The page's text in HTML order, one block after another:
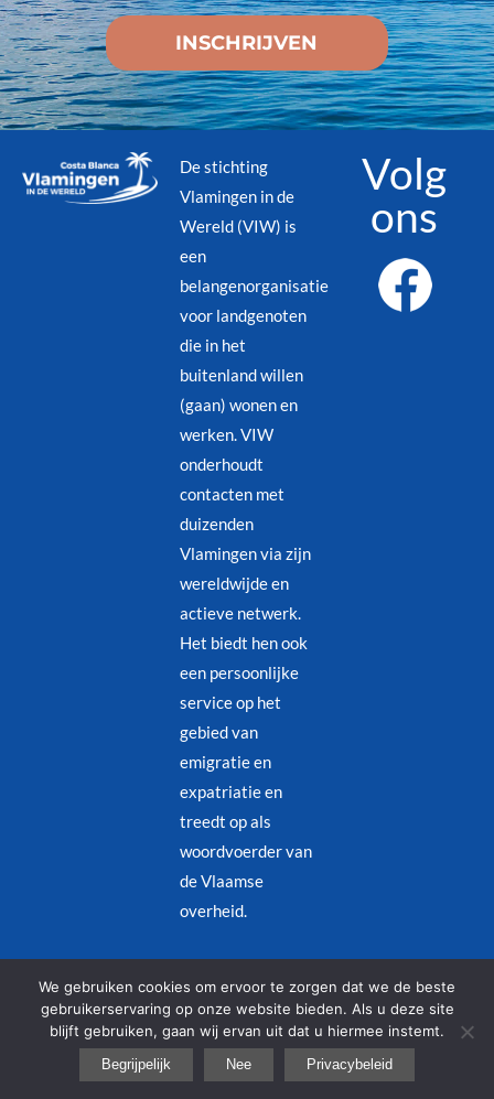
De stichting
Vlamingen in de
Wereld (VIW) is
een
belangenorganisatie
voor landgenoten
die in het
buitenland willen
(gaan) wonen en
werken. VIW
onderhoudt
contacten met
duizenden
Vlamingen via zijn
wereldwijde en
actieve netwerk.
Het biedt hen ook
een persoonlijke
service op het
gebied van
emigratie en
expatriatie en
treedt op als
woordvoerder van
de Vlaamse
overheid.
Volg
ons
Juridische kennisgeving–Privacybeleid
© Copyright 2026 – Alle rechten voorbehouden | Designed by
Redjinn
We gebruiken cookies om ervoor te zorgen dat we de beste
gebruikerservaring op onze website bieden. Als u deze site
blijft gebruiken, gaan wij ervan uit dat u hiermee instemt.
Begrijpelijk Nee Privacybeleid